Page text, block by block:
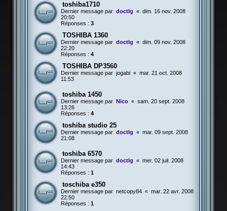
toshiba1710
Dernier message par doctlg « dim. 16 nov. 2008
20:50
Réponses : 3
TOSHIBA 1360
Dernier message par doctlg « dim. 09 nov. 2008
22:20
Réponses : 4
TOSHIBA DP3560
Dernier message par jogabi « mar. 21 oct. 2008
11:53
toshiba 1450
Dernier message par Nico « sam. 20 sept. 2008
13:26
Réponses : 4
toshiba studio 25
Dernier message par doctlg « mar. 09 sept. 2008
21:08
toshiba 6570
Dernier message par doctlg « mer. 02 juil. 2008
14:43
Réponses : 1
toschiba e350
Dernier message par netcopy84 « mar. 22 avr. 2008
22:50
Réponses : 1